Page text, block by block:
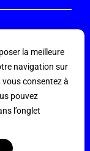
vous à
offres. Recevez
la meilleure
navigation sur
vous consentez à
pouvez
l’onglet